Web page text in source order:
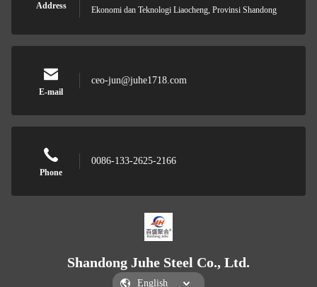
Address
Ekonomi dan Teknologi Liaocheng, Provinsi Shandong
E-mail
ceo-jun@juhe1718.com
Phone
0086-133-2625-2166
Shandong Juhe Steel Co., Ltd.